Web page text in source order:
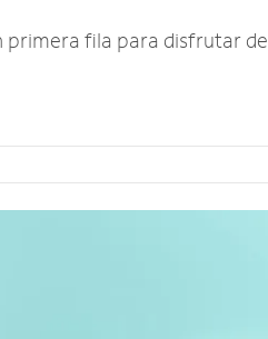
fila para disfrutar